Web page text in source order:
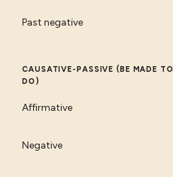
Past negative
CAUSATIVE-PASSIVE (BE MADE TO
DO)
Affirmative
Negative